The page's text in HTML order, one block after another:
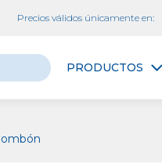
Precios válidos únicamente en:
PRODUCTOS